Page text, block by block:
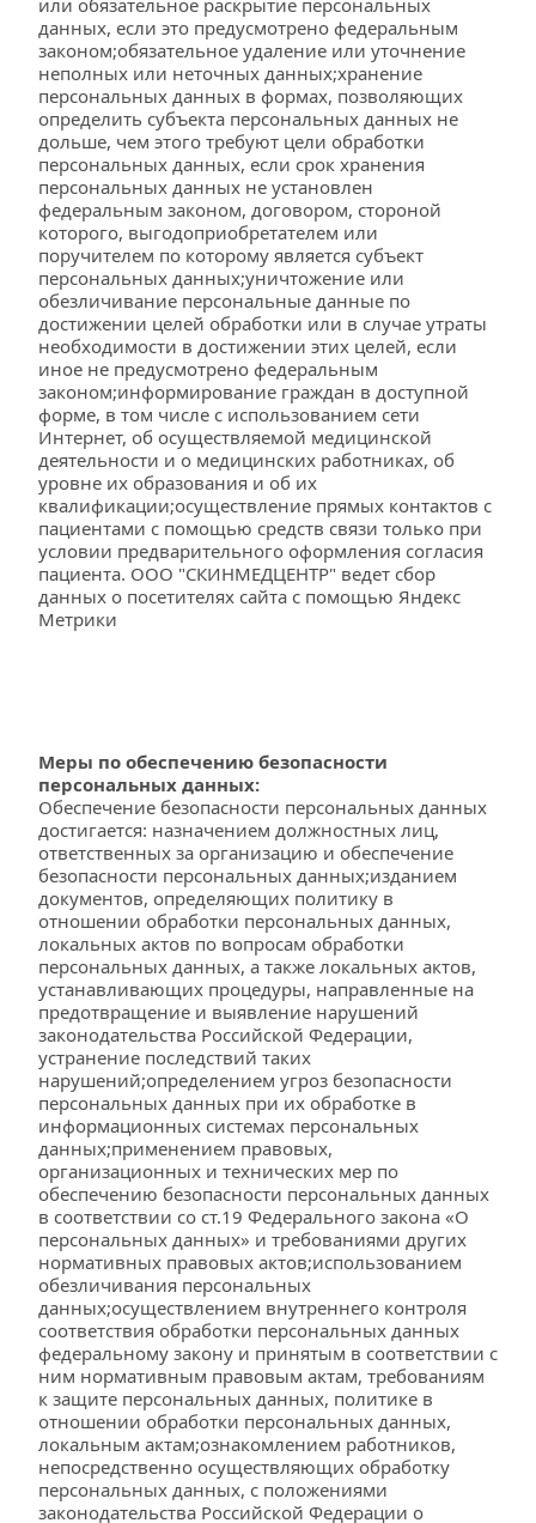
или обязательное раскрытие персональных
данных, если это предусмотрено федеральным
законом;обязательное удаление или уточнение
неполных или неточных данных;хранение
персональных данных в формах, позволяющих
определить субъекта персональных данных не
дольше, чем этого требуют цели обработки
персональных данных, если срок хранения
персональных данных не установлен
федеральным законом, договором, стороной
которого, выгодоприобретателем или
поручителем по которому является субъект
персональных данных;уничтожение или
обезличивание персональные данные по
достижении целей обработки или в случае утраты
необходимости в достижении этих целей, если
иное не предусмотрено федеральным
законом;информирование граждан в доступной
форме, в том числе с использованием сети
Интернет, об осуществляемой медицинской
деятельности и о медицинских работниках, об
уровне их образования и об их
квалификации;осуществление прямых контактов с
пациентами с помощью средств связи только при
условии предварительного оформления согласия
пациента. ООО "СКИНМЕДЦЕНТР" ведет сбор
данных о посетителях сайта с помощью Яндекс
Метрики
Меры по обеспечению безопасности
персональных данных:
Обеспечение безопасности персональных данных
достигается: назначением должностных лиц,
ответственных за организацию и обеспечение
безопасности персональных данных;изданием
документов, определяющих политику в
отношении обработки персональных данных,
локальных актов по вопросам обработки
персональных данных, а также локальных актов,
устанавливающих процедуры, направленные на
предотвращение и выявление нарушений
законодательства Российской Федерации,
устранение последствий таких
нарушений;определением угроз безопасности
персональных данных при их обработке в
информационных системах персональных
данных;применением правовых,
организационных и технических мер по
обеспечению безопасности персональных данных
в соответствии со ст.19 Федерального закона «О
персональных данных» и требованиями других
нормативных правовых актов;использованием
обезличивания персональных
данных;осуществлением внутреннего контроля
соответствия обработки персональных данных
федеральному закону и принятым в соответствии с
ним нормативным правовым актам, требованиям
к защите персональных данных, политике в
отношении обработки персональных данных,
локальным актам;ознакомлением работников,
непосредственно осуществляющих обработку
персональных данных, с положениями
законодательства Российской Федерации о